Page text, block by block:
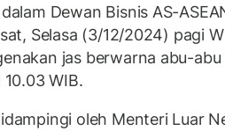
Dewan Bisnis AS-
Selasa (3/12/2024) pagi
jas berwarna abu-
WIB.
oleh Menteri Luar